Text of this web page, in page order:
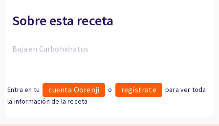
Sobre esta receta
Baja en Carbohidratos
Entra en tu cuenta Oorenji o regístrate
para ver toda
la información de la receta